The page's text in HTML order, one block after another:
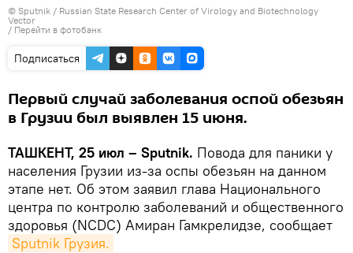
© Sputnik / Russian State Research Center of Virology and Biotechnology
Vector
/ Перейти в фотобанк
Подписаться
Первый случай заболевания оспой обезьян
в Грузии был выявлен 15 июня.
ТАШКЕНТ, 25 июл – Sputnik. Повода для паники у
населения Грузии из-за оспы обезьян на данном
этапе нет. Об этом заявил глава Национального
центра по контролю заболеваний и общественного
здоровья (NCDC) Амиран Гамкрелидзе, сообщает
Sputnik Грузия.